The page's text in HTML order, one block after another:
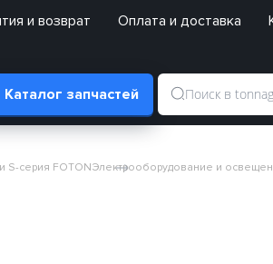
и возврат Оплата и доставка
Каталог запчастей
S-серия FOTONЭлектрооборудование и